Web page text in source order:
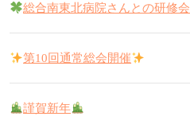
総合南東北病院さんとの研修会
第10回通常総会開催
謹賀新年